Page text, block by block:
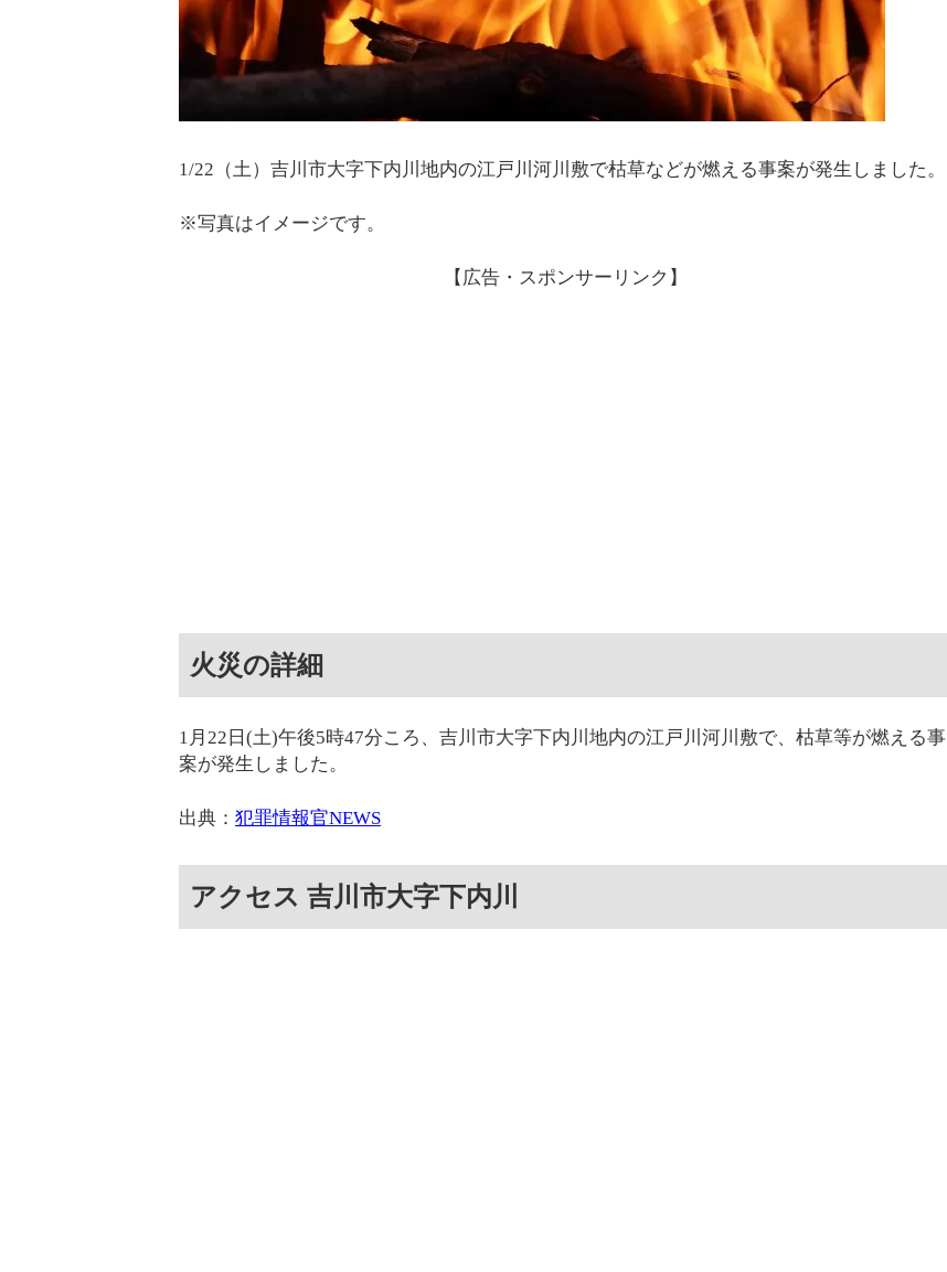
1/22（土）吉川市大字下内川地内の江戸川河川敷で枯草などが燃える事案が発生しました。
※写真はイメージです。
【広告・スポンサーリンク】
火災の詳細
1月22日(土)午後5時47分ころ、吉川市大字下内川地内の江戸川河川敷で、枯草等が燃える事
案が発生しました。
出典： 犯罪情報官NEWS
アクセス 吉川市大字下内川